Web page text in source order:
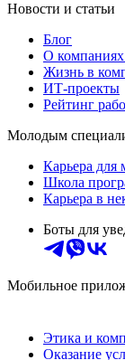
Новости и статьи
Блог
О
Жизнь в
ИТ-проекты
Рейтинг
Молодым
Карьера для
Школа
Карьера в
Боты для
Мобильное
Этика и
Оказание